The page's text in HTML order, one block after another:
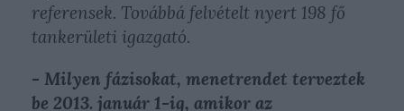
referensek. Továbbá felvételt nyert 198 fő
tankerületi igazgató.
- Milyen fázisokat, menetrendet terveztek
be 2013. január 1-ig, amikor az